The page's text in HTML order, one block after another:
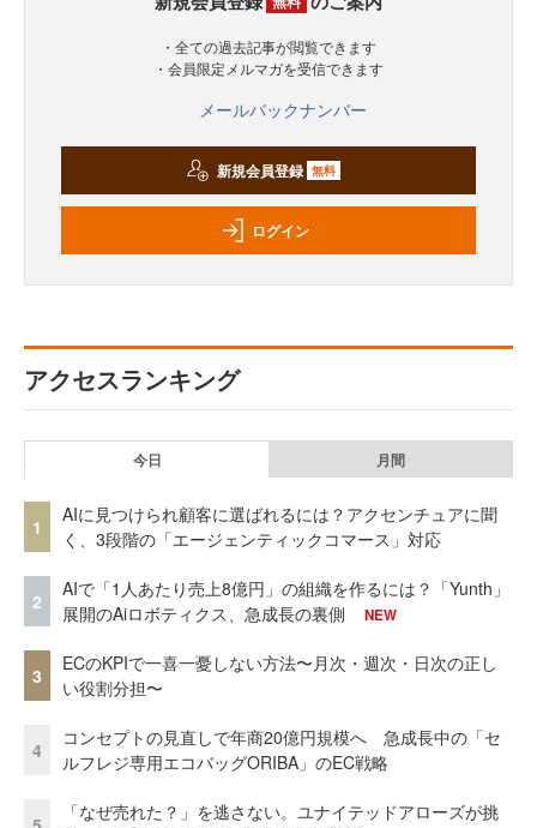
・全ての過去記事が閲覧できます
・会員限定メルマガを受信できます
メールバックナンバー
新規会員登録 無料
ログイン
アクセスランキング
今日 月間
1
AIに見つけられ顧客に選ばれるには？アクセンチュアに聞
く、3段階の「エージェンティックコマース」対応
2
AIで「1人あたり売上8億円」の組織を作るには？「Yunth」
展開のAiロボティクス、急成長の裏側
NEW
3
ECのKPIで一喜一憂しない方法〜月次・週次・日次の正し
い役割分担〜
4
コンセプトの見直しで年商20億円規模へ 急成長中の「セ
ルフレジ専用エコバッグORIBA」のEC戦略
「なぜ売れた？」を逃さない。ユナイテッドアローズが挑